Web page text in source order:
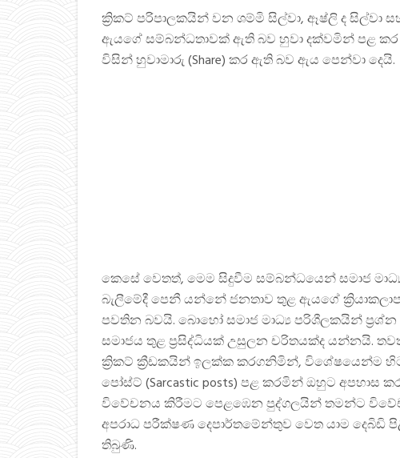
ක්‍රිකට් පරිපාලකයින් වන ශම්මි සිල්වා, ඈෂ්ලි ද
ඇයගේ සම්බන්ධතාවක් ඇති බව හුවා දක්වමින් පළ
විසින් හුවාමාරු (Share) කර ඇති බව ඇය පෙන්වා දෙයි.
කෙසේ වෙතත්, මෙම සිදුවීම සම්බන්ධයෙන් සමාජ
බැලීමේදී පෙනී යන්නේ ජනතාව තුළ ඇයගේ
පවතින බවයි. බොහෝ සමාජ මාධ්‍ය පරිශීලකයින්
සමාජය තුළ ප්‍රසිද්ධියක් උසුලන චරිතයක්ද යන්නයි.
ක්‍රිකට් ක්‍රීඩකයින් ඉලක්ක කරගනිමින්, විශේෂයෙන්ම
පෝස්ට් (Sarcastic posts) පළ කරමින් ඔහුට අපහාස
විවේචනය කිරීමට පෙළඹෙන පුද්ගලයින් තමන්ට
අපරාධ පරීක්ෂණ දෙපාර්තමේන්තුව වෙත යාම
තිබුණි.